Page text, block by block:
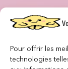
Pour offrir les
technologies